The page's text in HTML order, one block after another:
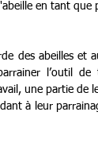
l'abeille en tant que
des abeilles et
l’outil de
une partie de
à leur